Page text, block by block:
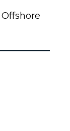
Offshore